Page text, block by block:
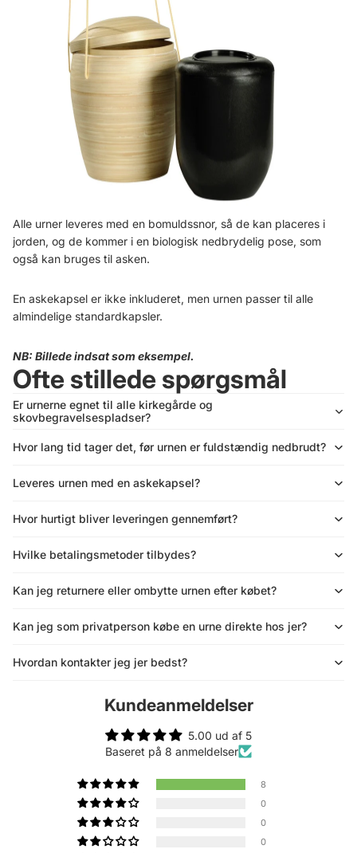
Alle urner leveres med en bomuldssnor, så de kan placeres i
jorden, og de kommer i en biologisk nedbrydelig pose, som
også kan bruges til asken.
En askekapsel er ikke inkluderet, men urnen passer til alle
almindelige standardkapsler.
NB: Billede indsat som eksempel.
Ofte stillede spørgsmål
Er urnerne egnet til alle kirkegårde og
skovbegravelsespladser?
Hvor lang tid tager det, før urnen er fuldstændig nedbrudt?
Leveres urnen med en askekapsel?
Hvor hurtigt bliver leveringen gennemført?
Hvilke betalingsmetoder tilbydes?
Kan jeg returnere eller ombytte urnen efter købet?
Kan jeg som privatperson købe en urne direkte hos jer?
Hvordan kontakter jeg jer bedst?
Kundeanmeldelser
5.00 ud af 5
Baseret på 8 anmeldelser
8
0
0
0